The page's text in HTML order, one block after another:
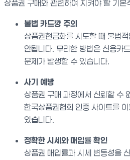
상품권 구매와 관련하여 지켜야 할 기본
불법 카드깡 주의
상품권현금화를 시도할 때 불법
안됩니다. 무리한 방법은 신용카
문제가 발생할 수 있습니다.
사기 예방
상품권 구매 과정에서 신뢰할 수
한국상품권협회 인증 사이트를
있습니다.
정확한 시세와 매입률 확인
상품권 매입률과 시세 변동성을